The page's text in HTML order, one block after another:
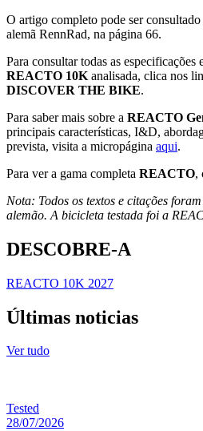
O artigo completo pode ser
alemã RennRad, na página 66.
Para consultar todas as especificações
REACTO 10K analisada, clica nos
DISCOVER THE BIKE.
Para saber mais sobre a REACTO
principais características, I&D,
prevista, visita a micropágina aqui.
Para ver a gama completa REACTO,
Nota: Todos os textos e citações
alemão. A bicicleta testada foi a
DESCOBRE-A
REACTO 10K 2027
Últimas noticias
Ver tudo
Tested
28/07/2026